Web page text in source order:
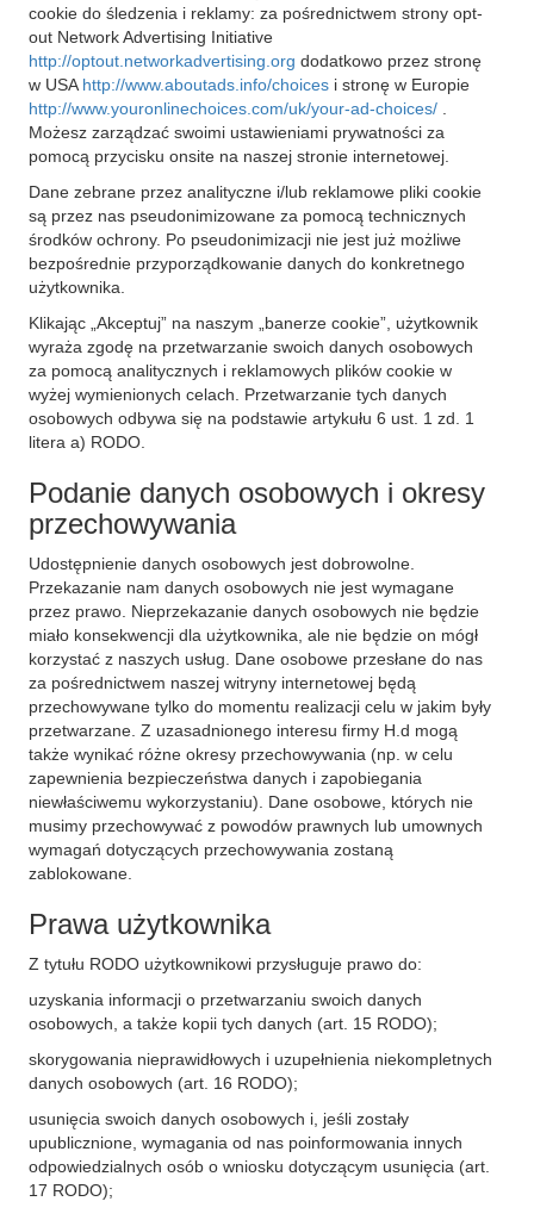
cookie do śledzenia i reklamy: za pośrednictwem strony opt-
out Network Advertising Initiative
http://optout.networkadvertising.org dodatkowo przez stronę
w USA http://www.aboutads.info/choices i stronę w Europie
http://www.youronlinechoices.com/uk/your-ad-choices/
Możesz zarządzać swoimi ustawieniami prywatności za
pomocą przycisku onsite na naszej stronie internetowej.
Dane zebrane przez analityczne i/lub reklamowe pliki cookie
są przez nas pseudonimizowane za pomocą technicznych
środków ochrony. Po pseudonimizacji nie jest już możliwe
bezpośrednie przyporządkowanie danych do konkretnego
użytkownika.
Klikając „Akceptuj” na naszym „banerze cookie”, użytkownik
wyraża zgodę na przetwarzanie swoich danych osobowych
za pomocą analitycznych i reklamowych plików cookie w
wyżej wymienionych celach. Przetwarzanie tych danych
osobowych odbywa się na podstawie artykułu 6 ust. 1 zd. 1
litera a) RODO.
Podanie danych osobowych i okresy
przechowywania
Udostępnienie danych osobowych jest dobrowolne.
Przekazanie nam danych osobowych nie jest wymagane
przez prawo. Nieprzekazanie danych osobowych nie będzie
miało konsekwencji dla użytkownika, ale nie będzie on mógł
korzystać z naszych usług. Dane osobowe przesłane do nas
za pośrednictwem naszej witryny internetowej będą
przechowywane tylko do momentu realizacji celu w jakim były
przetwarzane. Z uzasadnionego interesu firmy H.d mogą
także wynikać różne okresy przechowywania (np. w celu
zapewnienia bezpieczeństwa danych i zapobiegania
niewłaściwemu wykorzystaniu). Dane osobowe, których nie
musimy przechowywać z powodów prawnych lub umownych
wymagań dotyczących przechowywania zostaną
zablokowane.
Prawa użytkownika
Z tytułu RODO użytkownikowi przysługuje prawo do:
uzyskania informacji o przetwarzaniu swoich danych
osobowych, a także kopii tych danych (art. 15 RODO);
skorygowania nieprawidłowych i uzupełnienia niekompletnych
danych osobowych (art. 16 RODO);
usunięcia swoich danych osobowych i, jeśli zostały
upublicznione, wymagania od nas poinformowania innych
odpowiedzialnych osób o wniosku dotyczącym usunięcia (art.
17 RODO);